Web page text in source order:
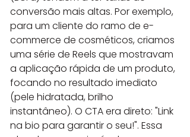
conversão mais altas. Por exemplo,
para um cliente do ramo de e-
commerce de cosméticos, criamos
uma série de Reels que mostravam
a aplicação rápida de um produto,
focando no resultado imediato
(pele hidratada, brilho
instantâneo). O CTA era direto: "Link
na bio para garantir o seu!". Essa